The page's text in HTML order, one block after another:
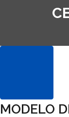
MODELO